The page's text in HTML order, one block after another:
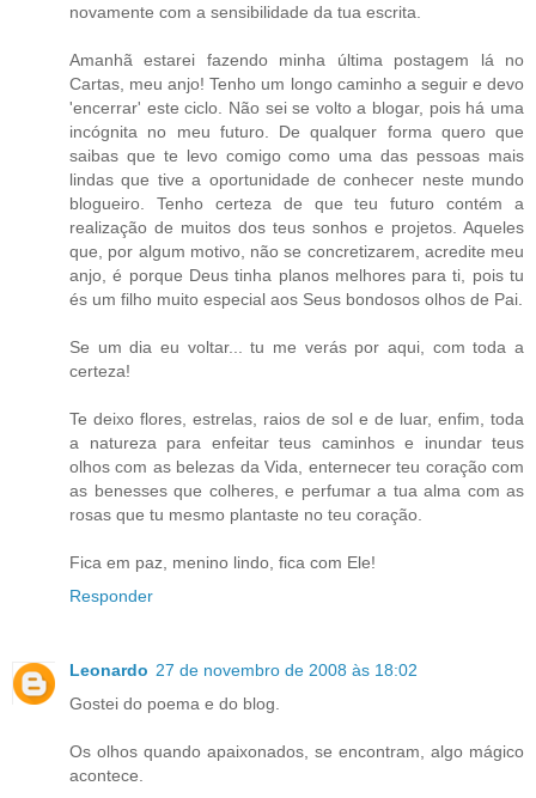
novamente com a sensibilidade da tua escrita.
Amanhã estarei fazendo minha última postagem lá no
Cartas, meu anjo! Tenho um longo caminho a seguir e devo
'encerrar' este ciclo. Não sei se volto a blogar, pois há uma
incógnita no meu futuro. De qualquer forma quero que
saibas que te levo comigo como uma das pessoas mais
lindas que tive a oportunidade de conhecer neste mundo
blogueiro. Tenho certeza de que teu futuro contém a
realização de muitos dos teus sonhos e projetos. Aqueles
que, por algum motivo, não se concretizarem, acredite meu
anjo, é porque Deus tinha planos melhores para ti, pois tu
és um filho muito especial aos Seus bondosos olhos de Pai.
Se um dia eu voltar... tu me verás por aqui, com toda a
certeza!
Te deixo flores, estrelas, raios de sol e de luar, enfim, toda
a natureza para enfeitar teus caminhos e inundar teus
olhos com as belezas da Vida, enternecer teu coração com
as benesses que colheres, e perfumar a tua alma com as
rosas que tu mesmo plantaste no teu coração.
Fica em paz, menino lindo, fica com Ele!
Responder
Leonardo 27 de novembro de 2008 às 18:02
Gostei do poema e do blog.
Os olhos quando apaixonados, se encontram, algo mágico
acontece.